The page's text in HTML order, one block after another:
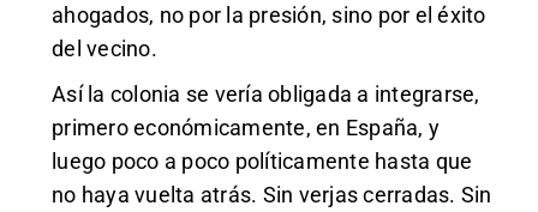
ahogados, no por la presión, sino por el éxito
del vecino.
Así la colonia se vería obligada a integrarse,
primero económicamente, en España, y
luego poco a poco políticamente hasta que
no haya vuelta atrás. Sin verjas cerradas. Sin